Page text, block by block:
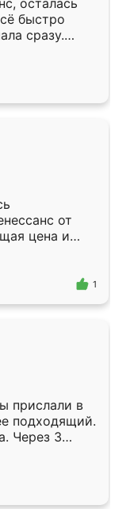
осталась
быстро
сразу.
подошёл к
Собрали
даже
от
цена и
Приехавший
1
прислали в
подходящий.
Через 3
Остались